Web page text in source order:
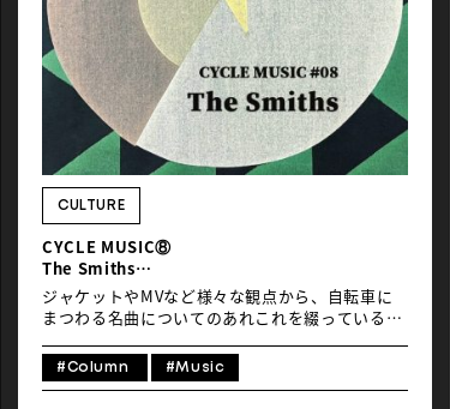
スの持ち主です。 現在は“静寂の次に美しい音”を
標榜するドイツの名門ジャズ・レーベルECMから
自身名義のリーダー・アルバムをリリースしてい
て、この「Bicycle」はECMでの2作目として
2019年に発表された『Absinthe』に収録されて
います。そう、“アブサン”という薬草系の強いリ
キュールのように甘く危険で美しい、彼が魅了さ
れた20世紀フランスの印象派アーティストたちへ
のオマージュとなっている作品集で、僕はこのア
ルバムのリリースに合わせて丸の内COTTON
CLUBで行われた来日公演も観に行きました。
瑞々しいギターのリフレインに、ノスタルジック
な哀愁を帯びたバンドネオンや、タイトで空間性
に富んだドラミングも印象的な「Bicy […]
CULTURE
CYCLE MUSIC⑧
The Smiths
「This Charming Man」
ジャケットやMVなど様々な観点から、自転車に
まつわる名曲についてのあれこれを綴っているマ
は“Punctured Bicycle”と歌いだされる、The
Smithsの「This Charming Man」を紹介しまし
#Column #Music